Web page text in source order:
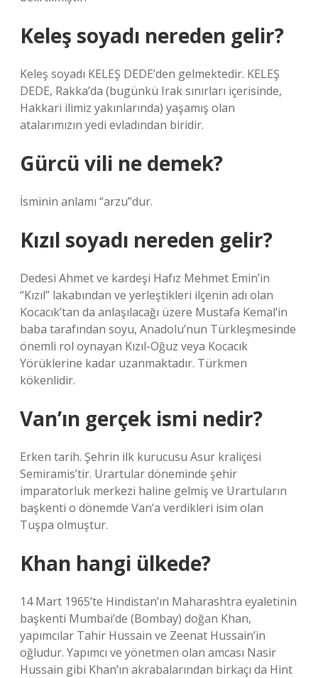
Keleş soyadı nereden gelir?
Keleş soyadı KELEŞ DEDE’den gelmektedir. KELEŞ
DEDE, Rakka’da (bugünkü Irak sınırları içerisinde,
Hakkari ilimiz yakınlarında) yaşamış olan
atalarımızın yedi evladından biridir.
Gürcü vili ne demek?
İsminin anlamı “arzu”dur.
Kızıl soyadı nereden gelir?
Dedesi Ahmet ve kardeşi Hafız Mehmet Emin’in
“Kızıl” lakabından ve yerleştikleri ilçenin adı olan
Kocacık’tan da anlaşılacağı üzere Mustafa Kemal’in
baba tarafından soyu, Anadolu’nun Türkleşmesinde
önemli rol oynayan Kızıl-Oğuz veya Kocacık
Yörüklerine kadar uzanmaktadır. Türkmen
kökenlidir.
Van’ın gerçek ismi nedir?
Erken tarih. Şehrin ilk kurucusu Asur kraliçesi
Semiramis’tir. Urartular döneminde şehir
imparatorluk merkezi haline gelmiş ve Urartuların
başkenti o dönemde Van’a verdikleri isim olan
Tuşpa olmuştur.
Khan hangi ülkede?
14 Mart 1965’te Hindistan’ın Maharashtra eyaletinin
başkenti Mumbai’de (Bombay) doğan Khan,
yapımcılar Tahir Hussain ve Zeenat Hussain’in
oğludur. Yapımcı ve yönetmen olan amcası Nasir
Hussain gibi Khan’ın akrabalarından birkaçı da Hint